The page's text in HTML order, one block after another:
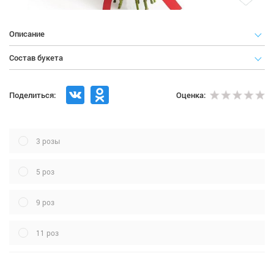
Описание
Состав букета
Поделиться: Оценка:
3 розы
5 роз
9 роз
11 роз